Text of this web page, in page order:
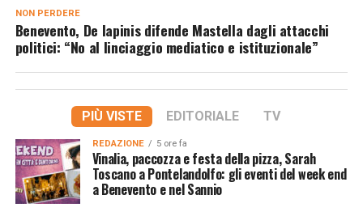
NON PERDERE
Benevento, De Iapinis difende Mastella dagli attacchi
politici: “No al linciaggio mediatico e istituzionale”
PIÙ VISTE EDITORIALE TV
REDAZIONE 5 ore fa
Vinalia, paccozza e festa della pizza, Sarah
Toscano a Pontelandolfo: gli eventi del week end
a Benevento e nel Sannio